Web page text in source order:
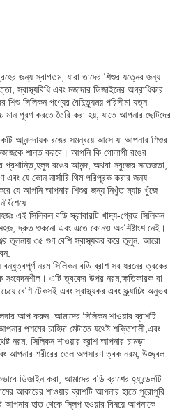
জন্য স্বাগতম, যারা তাদের শিশুর যত্নের জন্য
স্বাস্থ্যবিধি এবং মজাদার ডিজাইনের অগ্রাধিকার
সিলিকন পণ্যের বৈচিত্র্যময় পরিসীমা যত্ন
মান পূরণ করতে তৈরি করা হয়, যাতে আপনার ছোটদের
আনন্দদায়ক রঙের সমন্বয়ে আসে যা আপনার শিশুর
শান্ত করবে। আপনি কি গোলাপী রঙের
প্রশান্তি,হলুদ রঙের আনন্দ, অথবা সবুজের সতেজতা,
এবং যে কোন নার্সারি থিম পরিপূরক করার জন্য
যে আপনি আপনার শিশুর জন্য নিখুঁত ম্যাচ খুঁজে
এই সিলিকন বডি স্ক্রাবারটি খাদ্য-গ্রেড সিলিকন
সহজ, দ্রুত শুকনো এবং এতে কোনও অবশিষ্টাংশ নেই।
তুলনায় ৩৫ গুণ বেশি স্বাস্থ্যকর করে তুলুন. আরো
নরম সিলিকন বডি ব্রাশ সব ধরনের ত্বকের
এটি ত্বকের উপর নরম,ক্ষতিকারক বা
বেশি টেকসই এবং স্বাস্থ্যকর এবং স্ক্র্যাচিং অনুভব
আপ করুন: আমাদের সিলিকন শাওয়ার ব্রাশটি
পশমের চাহিদা মেটাতে যথেষ্ট শক্তিশালী,এবং
নরম. সিলিকন শাওয়ার ব্রাশ আপনার চামড়া
আপনার শরীরের তেল অপসারণ ত্বক নরম, উজ্জ্বল
ডিজাইন করা, আমাদের বডি ব্রাশের হ্যান্ডেলটি
আকারের শাওয়ার ব্রাশটি আপনার হাতে পুরোপুরি
আপনার হাত থেকে স্লিপ হওয়ার বিষয়ে আপনাকে